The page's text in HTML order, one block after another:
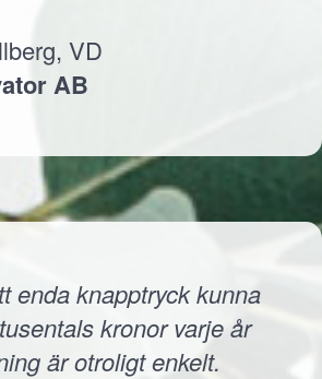
VD
AB
enda knapptryck kunna
kronor varje år
är otroligt enkelt.